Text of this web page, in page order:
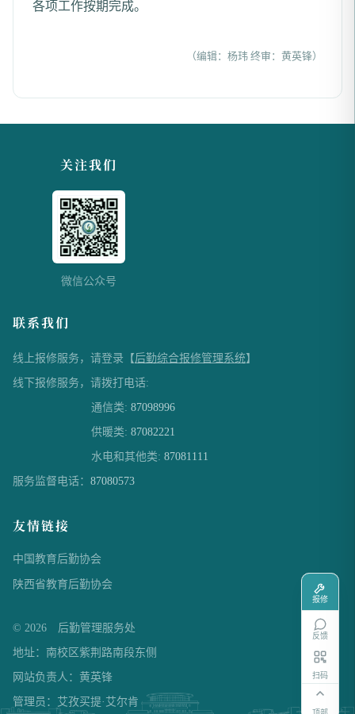
各项工作按期完成。
（编辑：杨玮 终审：黄英锋）
报修
反馈
扫码
关注我们
微信公众号
联系我们
线上报修服务，请登录【后勤综合报修管理系统】
线下报修服务，请拨打电话:
通信类:87098996
供暖类:87082221
水电和其他类:87081111
服务监督电话： 87080573
友情链接
中国教育后勤协会
陕西省教育后勤协会
© 2026 后勤管理服务处
地址：南校区紫荆路南段东侧
网站负责人：黄英锋
管理员：艾孜买提·艾尔肯